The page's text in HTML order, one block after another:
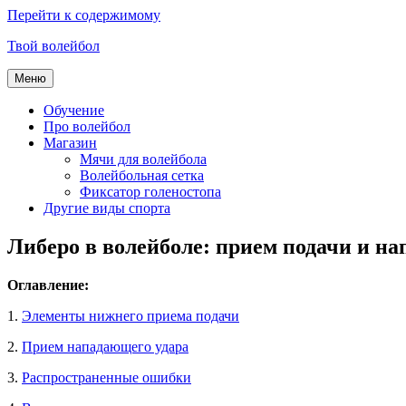
Перейти к содержимому
Твой волейбол
Меню
Обучение
Про волейбол
Магазин
Мячи для волейбола
Волейбольная сетка
Фиксатор голеностопа
Другие виды спорта
Либеро в волейболе: прием подачи и
Оглавление:
1. Элементы нижнего приема подачи
2. Прием нападающего удара
3. Распространенные ошибки